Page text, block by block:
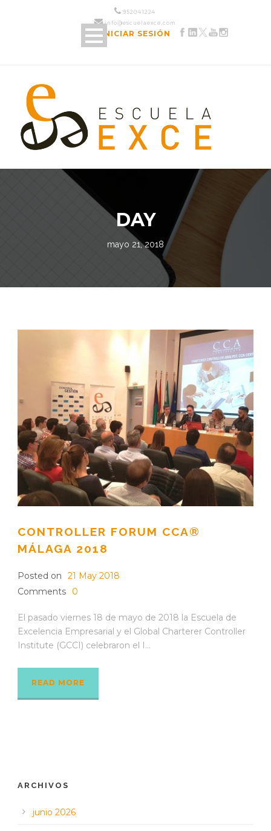
952 04 12 24
info@escuelaexce.com
INICIAR SESIÓN
DAY
mayo 21, 2018
CONTROLLER FORUM CCA®
MÁLAGA 2018
Posted on
21 May 2018
Comments
0
El pasado viernes 18 de mayo de 2018 la Escuela de
Excelencia Empresarial y el Global Charterer Controller
Institute (GCCI) celebraron el I...
READ MORE
ARCHIVOS
junio 2026